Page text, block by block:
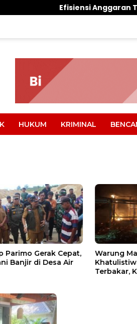
Anggaran Tak Halangi
HUKUM KRIMINAL
Parimo Gerak Cepat,
Banjir di Desa Air
Warung
Terbakar,